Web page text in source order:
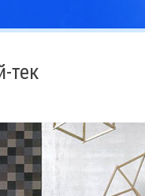
тек